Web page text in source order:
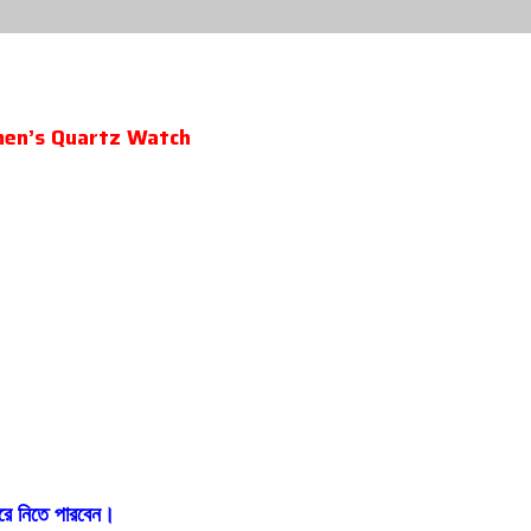
Quartz Watch
নিতে পারবেন।